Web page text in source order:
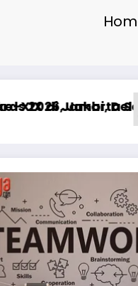
Mahasiswa
Masih Hadapi
DPRD DKI